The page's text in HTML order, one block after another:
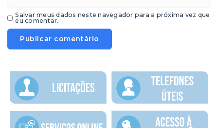
Salvar meus dados neste navegador para a próxima vez que
eu comentar.